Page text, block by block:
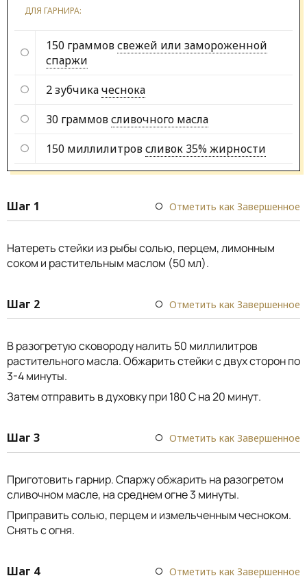
ДЛЯ ГАРНИРА:
150 граммовсвежей или замороженной
спаржи
2 зубчикачеснока
30 граммовсливочного масла
150 миллилитровсливок 35% жирности
Шаг 1 Отметить как Завершенное
Натереть стейки из рыбы солью, перцем, лимонным
соком и растительным маслом (50 мл).
Шаг 2 Отметить как Завершенное
В разогретую сковороду налить 50 миллилитров
растительного масла. Обжарить стейки с двух сторон по
3-4 минуты.
Затем отправить в духовку при 180 C на 20 минут.
Шаг 3 Отметить как Завершенное
Приготовить гарнир. Спаржу обжарить на разогретом
сливочном масле, на среднем огне 3 минуты.
Приправить солью, перцем и измельченным чесноком.
Снять с огня.
Шаг 4 Отметить как Завершенное